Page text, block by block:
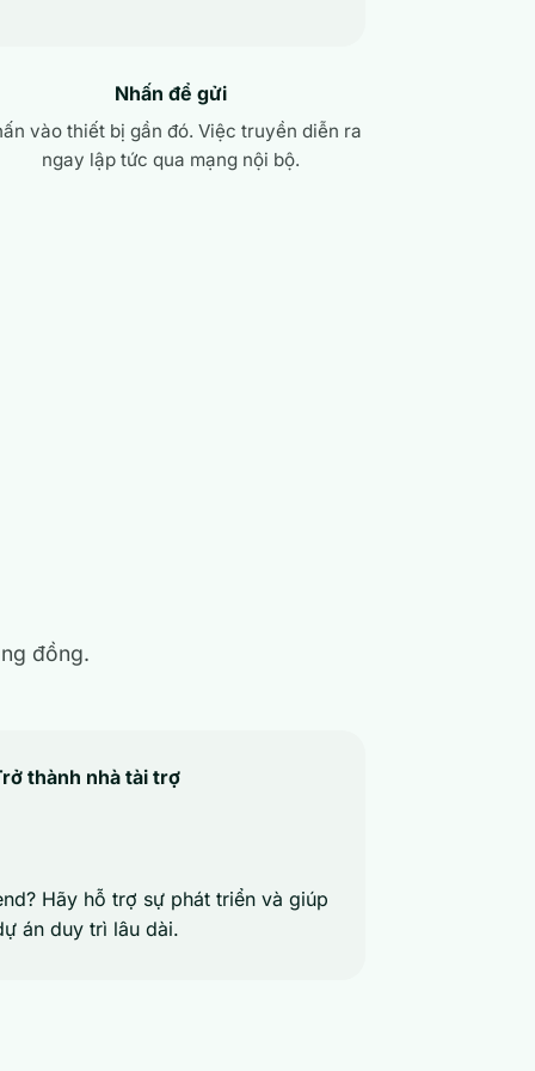
Nhấn để gửi
vào thiết bị gần đó. Việc truyền diễn ra
ngay lập tức qua mạng nội bộ.
đồng.
thành nhà tài trợ
Hãy hỗ trợ sự phát triển và giúp
án duy trì lâu dài.